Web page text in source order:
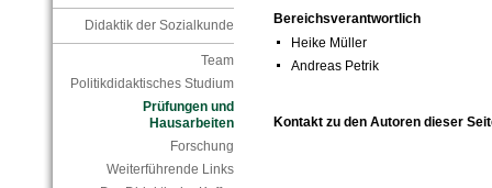
Didaktik der Sozialkunde
Team
Politikdidaktisches Studium
Prüfungen und
Hausarbeiten
Forschung
Weiterführende Links
Bereichsverantwortlich
Heike Müller
Andreas Petrik
Kontakt zu den Autoren dieser